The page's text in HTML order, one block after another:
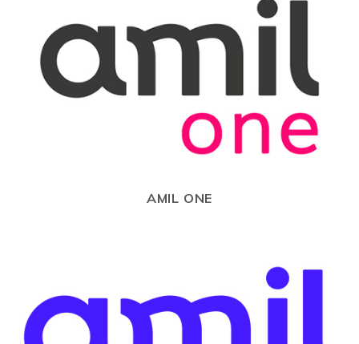
AMIL ONE